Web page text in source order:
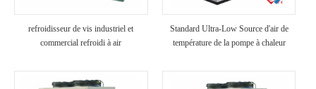
refroidisseur de vis industriel et
commercial refroidi à air
Standard Ultra-Low Source d'air de
température de la pompe à chaleur